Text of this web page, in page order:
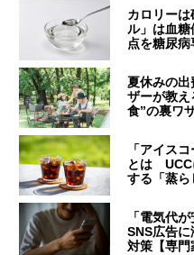
カロリー
ル」は血
点を糖尿
夏休みの
ザーが教
食”の裏ワ
「アイス
とは UCC
する「蒸ら
「電気代
SNS広告
対策【専門